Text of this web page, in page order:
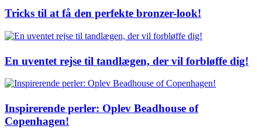
Tricks til at få den perfekte bronzer-look!
En uventet rejse til tandlægen, der vil forbløffe dig!
Inspirerende perler: Oplev Beadhouse of
Copenhagen!